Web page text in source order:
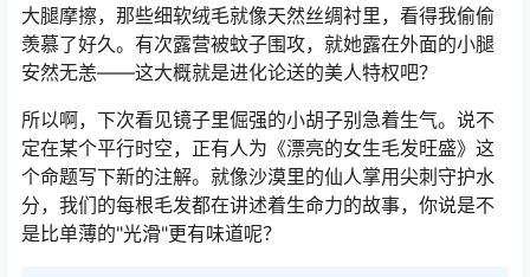
大腿摩擦，那些细软绒毛就像天然丝绸衬里，看得我偷偷
羡慕了好久。有次露营被蚊子围攻，就她露在外面的小腿
安然无恙——这大概就是进化论送的美人特权吧？
所以啊，下次看见镜子里倔强的小胡子别急着生气。说不
定在某个平行时空，正有人为《漂亮的女生毛发旺盛》这
个命题写下新的注解。就像沙漠里的仙人掌用尖刺守护水
分，我们的每根毛发都在讲述着生命力的故事，你说是不
是比单薄的"光滑"更有味道呢？